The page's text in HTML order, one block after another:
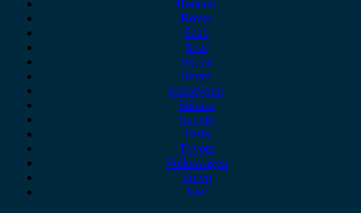
Renault
Rover
Saab
Seat
Skoda
Smart
ssangyong
Subaru
Suzuki
Tesla
Toyota
Volkswagen
Volvo
Xev